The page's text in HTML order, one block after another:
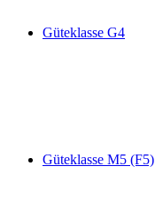
Güteklasse G4
Güteklasse M5 (F5)